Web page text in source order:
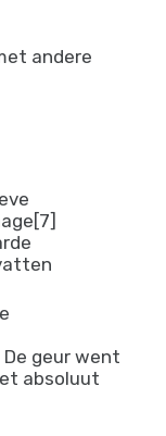
andere
De geur went
absoluut